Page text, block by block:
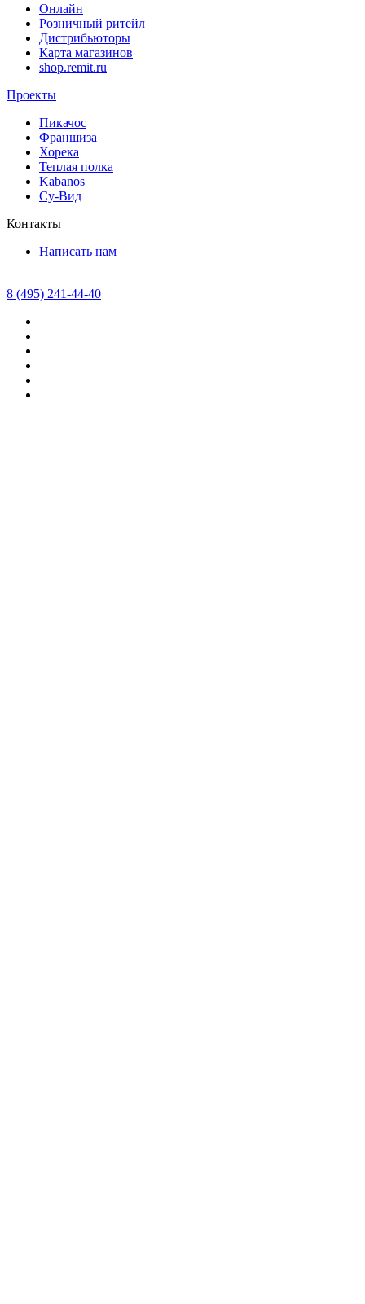
Онлайн
Розничный ритейл
Дистрибьюторы
Карта магазинов
shop.remit.ru
Проекты
Пикачос
Франшиза
Хорека
Теплая полка
Kabanos
Су-Вид
Контакты
Написать нам
8 (495) 241-44-40